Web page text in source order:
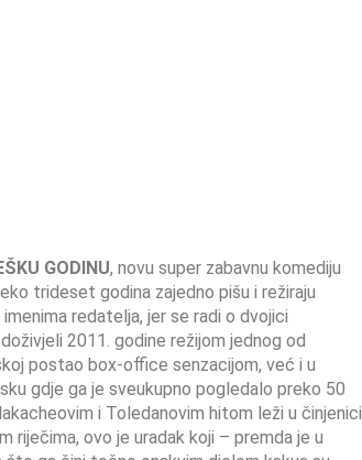
GODINU, novu super zabavnu komediju
trideset godina zajedno pišu i režiraju
redatelja, jer se radi o dvojici
2011. godine režijom jednog od
postao box-office senzacijom, već i u
gdje ga je sveukupno pogledalo preko 50
i Toledanovim hitom leži u činjenici
riječima, ovo je uradak koji – premda je u